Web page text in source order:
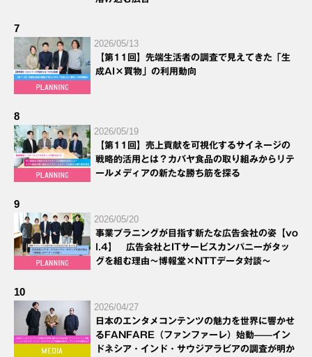
7
2026/05/13
【第11回】先端生活者の調査で見えてきた「生
成AI×買物」の利用動向
8
2026/05/19
【第11回】売上貢献を可視化するサイネージの
戦略的活用とは？カバヤ食品の取り組みからリテ
ールメディアの新たな勝ち筋を探る
9
2026/05/20
事業プラニングが目指す新たな広告会社の姿【vo
l.4】 広告会社とITサービスカンパニーがタッ
グを組む理由～博報堂×NTTデータ対談～
10
2026/04/27
日本のエンタメコンテンツの魅力を世界に響かせ
るFANFARE（ファンファーレ）始動——イン
ドネシア・インド・サウジアラビアの調査が明か